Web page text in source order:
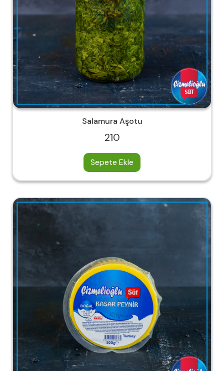
Salamura Aşotu
210
Sepete Ekle